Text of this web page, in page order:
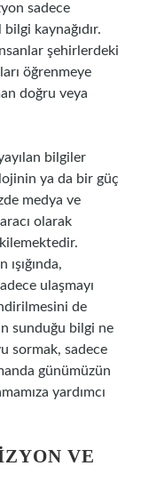
sadece
kaynağıdır.
şehirlerdeki
öğrenmeye
doğru veya
bilgiler
ya da bir güç
medya ve
olarak
ulaşmayı
de
sunduğu bilgi ne
sormak, sadece
günümüzün
yardımcı
VE